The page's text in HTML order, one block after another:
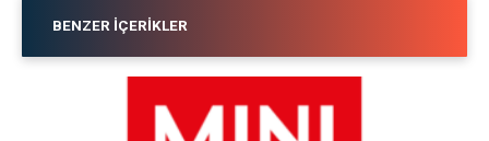
BENZER İÇERIKLER